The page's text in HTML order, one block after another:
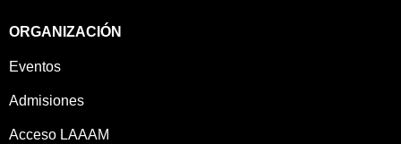
ORGANIZACIÓN
Eventos
Admisiones
Acceso LAAAM